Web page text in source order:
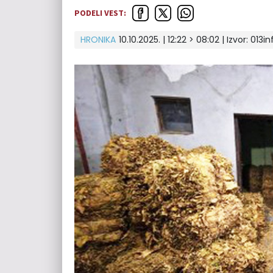
PODELI VEST:
HRONIKA 10.10.2025. | 12:22 > 08:02 | Izvor: